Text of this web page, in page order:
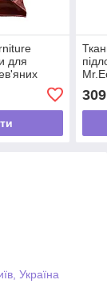
для
20
309
Україна